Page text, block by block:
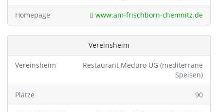
Homepage www.am-frischborn-chemnitz.de
Vereinsheim
Vereinsheim
Restaurant Meduro UG (mediterrane
Speisen)
Plätze 90